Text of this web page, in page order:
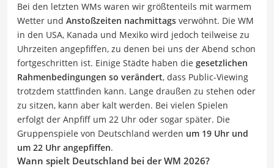
Bei den letzten WMs waren wir größtenteils mit warmem
Wetter und Anstoßzeiten nachmittags verwöhnt. Die WM
in den USA, Kanada und Mexiko wird jedoch teilweise zu
Uhrzeiten angepfiffen, zu denen bei uns der Abend schon
fortgeschritten ist. Einige Städte haben die gesetzlichen
Rahmenbedingungen so verändert, dass Public-Viewing
trotzdem stattfinden kann. Lange draußen zu stehen oder
zu sitzen, kann aber kalt werden. Bei vielen Spielen
erfolgt der Anpfiff um 22 Uhr oder sogar später. Die
Gruppenspiele von Deutschland werden um 19 Uhr und
um 22 Uhr angepfiffen.
Wann spielt Deutschland bei der WM 2026?